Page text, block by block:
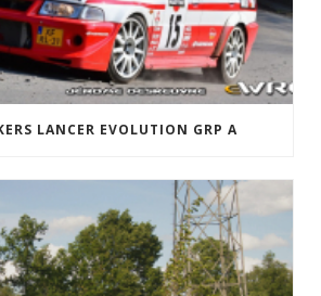
LANCER EVOLUTION GRP A